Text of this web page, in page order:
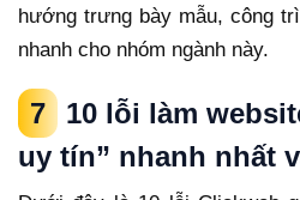
hướng trưng bày mẫu, công
nhanh cho nhóm ngành này.
7
10 lỗi làm
uy tín” nhanh nhất